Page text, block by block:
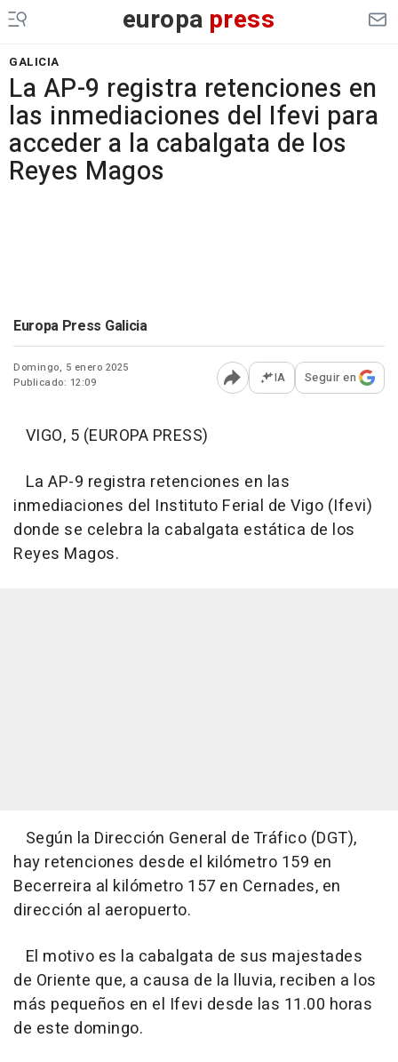
europa press
GALICIA
La AP-9 registra retenciones en
las inmediaciones del Ifevi para
acceder a la cabalgata de los
Reyes Magos
Europa Press Galicia
Domingo, 5 enero 2025
Publicado: 12:09
Abrir opciones para
IA Seguir en
VIGO, 5 (EUROPA PRESS)
La AP-9 registra retenciones en las
inmediaciones del Instituto Ferial de Vigo (Ifevi)
donde se celebra la cabalgata estática de los
Reyes Magos.
Según la Dirección General de Tráfico (DGT),
hay retenciones desde el kilómetro 159 en
Becerreira al kilómetro 157 en Cernades, en
dirección al aeropuerto.
El motivo es la cabalgata de sus majestades
de Oriente que, a causa de la lluvia, reciben a los
más pequeños en el Ifevi desde las 11.00 horas
de este domingo.